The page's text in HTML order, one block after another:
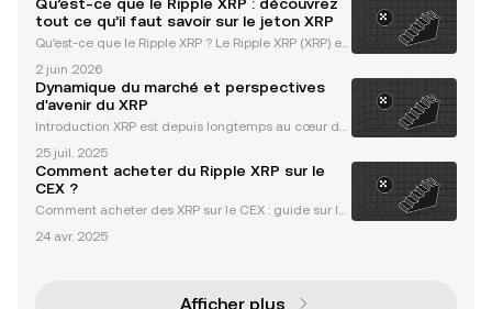
tout ce qu’il faut savoir sur le jeton XRP
Qu’est-ce que le Ripple XRP ? Le Ripple XRP (XRP) es
RP, une technologie blockchain open source, sans a
utorisation et décentralisée. Conçu pour révo
2 juin 2026
Dynamique du marché et perspectives
d'avenir du XRP
Introduction XRP est depuis longtemps au cœur de
aissant d’importantes fluctuations influencées par
divers facteurs. Cet article explore les développe
25 juil. 2025
Comment acheter du Ripple XRP sur le
CEX ?
Comment acheter des XRP sur le CEX : guide sur le
un actif numérique qui a transformé le paysage mo
24 avr. 2025
Afficher plus